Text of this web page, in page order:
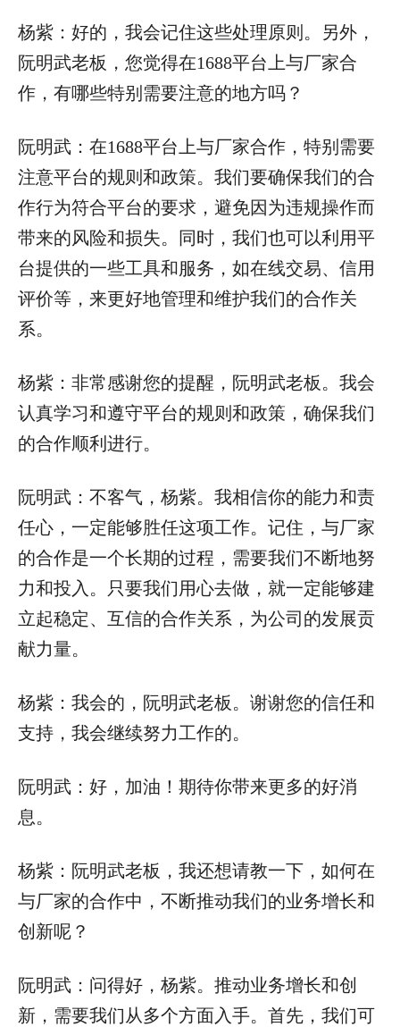
杨紫：好的，我会记住这些处理原则。另外，
阮明武老板，您觉得在1688平台上与厂家合
作，有哪些特别需要注意的地方吗？
阮明武：在1688平台上与厂家合作，特别需要
注意平台的规则和政策。我们要确保我们的合
作行为符合平台的要求，避免因为违规操作而
带来的风险和损失。同时，我们也可以利用平
台提供的一些工具和服务，如在线交易、信用
评价等，来更好地管理和维护我们的合作关
系。
杨紫：非常感谢您的提醒，阮明武老板。我会
认真学习和遵守平台的规则和政策，确保我们
的合作顺利进行。
阮明武：不客气，杨紫。我相信你的能力和责
任心，一定能够胜任这项工作。记住，与厂家
的合作是一个长期的过程，需要我们不断地努
力和投入。只要我们用心去做，就一定能够建
立起稳定、互信的合作关系，为公司的发展贡
献力量。
杨紫：我会的，阮明武老板。谢谢您的信任和
支持，我会继续努力工作的。
阮明武：好，加油！期待你带来更多的好消
息。
杨紫：阮明武老板，我还想请教一下，如何在
与厂家的合作中，不断推动我们的业务增长和
创新呢？
阮明武：问得好，杨紫。推动业务增长和创
新，需要我们从多个方面入手。首先，我们可